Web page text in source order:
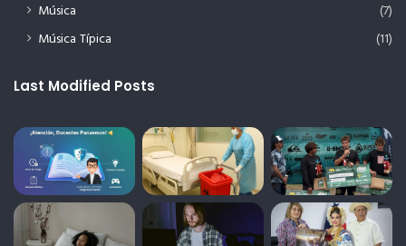
Música
(7)
Música Típica
(11)
Last Modified Posts